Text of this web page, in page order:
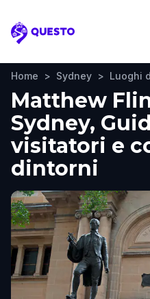
Questo
Home > Sydney > Luoghi
Matthew
Sydney,
visitatori e
dintorni